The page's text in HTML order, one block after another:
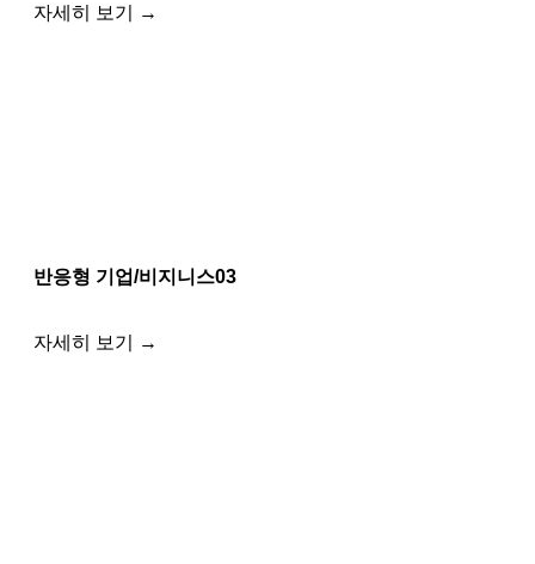
자세히 보기 →
반응형 기업/비지니스03
자세히 보기 →